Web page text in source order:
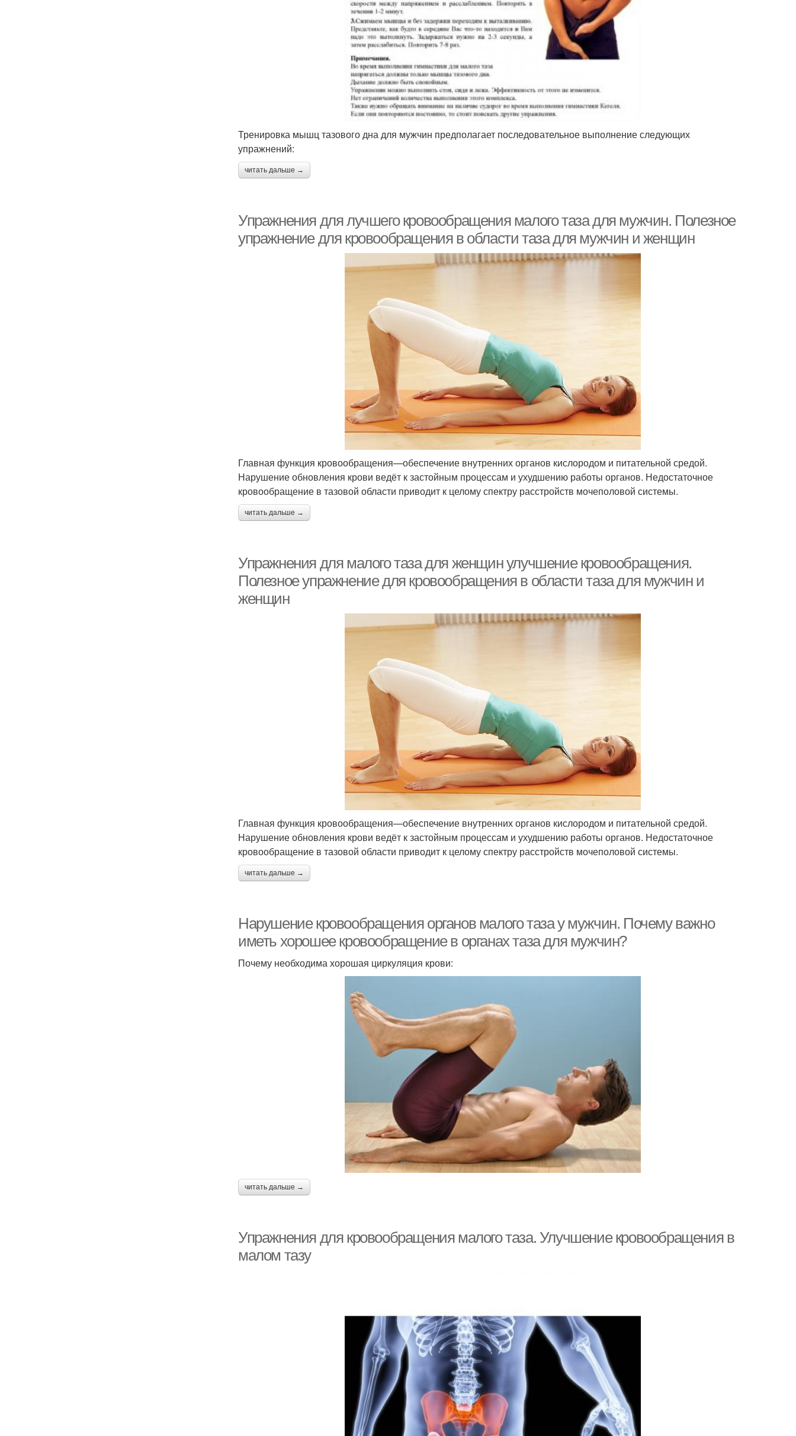
Тренировка мышц тазового дна для мужчин предполагает последовательное выполнение следующих
упражнений:
читать дальше →
Упражнения для лучшего кровообращения малого таза для мужчин. Полезное
упражнение для кровообращения в области таза для мужчин и женщин
Главная функция кровообращения—обеспечение внутренних органов кислородом и питательной средой.
Нарушение обновления крови ведёт к застойным процессам и ухудшению работы органов. Недостаточное
кровообращение в тазовой области приводит к целому спектру расстройств мочеполовой системы.
читать дальше →
Упражнения для малого таза для женщин улучшение кровообращения.
Полезное упражнение для кровообращения в области таза для мужчин и
женщин
Главная функция кровообращения—обеспечение внутренних органов кислородом и питательной средой.
Нарушение обновления крови ведёт к застойным процессам и ухудшению работы органов. Недостаточное
кровообращение в тазовой области приводит к целому спектру расстройств мочеполовой системы.
читать дальше →
Нарушение кровообращения органов малого таза у мужчин. Почему важно
иметь хорошее кровообращение в органах таза для мужчин?
Почему необходима хорошая циркуляция крови:
читать дальше →
Упражнения для кровообращения малого таза. Улучшение кровообращения в
малом тазу